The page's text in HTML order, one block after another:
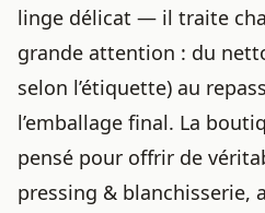
linge délicat — il traite
grande attention : du
selon l’étiquette) au
l’emballage final. La
pensé pour offrir de
pressing & blanchisserie,